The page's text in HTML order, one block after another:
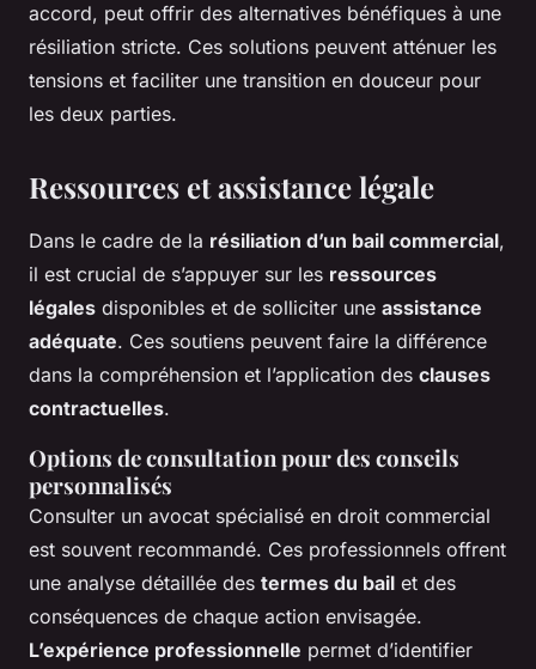
accord, peut offrir des alternatives bénéfiques à une
résiliation stricte. Ces solutions peuvent atténuer les
tensions et faciliter une transition en douceur pour
les deux parties.
Ressources et assistance légale
Dans le cadre de la résiliation d’un bail commercial,
il est crucial de s’appuyer sur les ressources
légales disponibles et de solliciter une assistance
adéquate. Ces soutiens peuvent faire la différence
dans la compréhension et l’application des clauses
contractuelles.
Options de consultation pour des conseils
personnalisés
Consulter un avocat spécialisé en droit commercial
est souvent recommandé. Ces professionnels offrent
une analyse détaillée des termes du bail et des
conséquences de chaque action envisagée.
L’expérience professionnelle permet d’identifier